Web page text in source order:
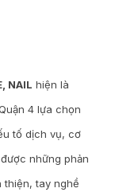
NAIL hiện là
4 lựa chọn
tố dịch vụ, cơ
những phản
thiện, tay nghề